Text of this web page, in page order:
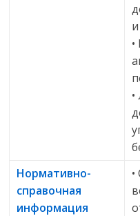
Нормативно-
справочная
информация